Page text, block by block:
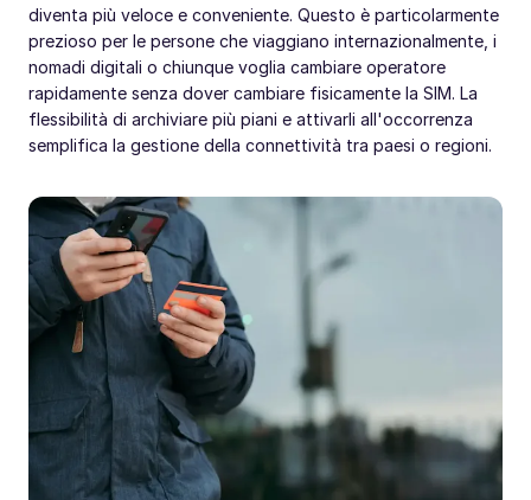
diventa più veloce e conveniente. Questo è particolarmente
prezioso per le persone che viaggiano internazionalmente, i
nomadi digitali o chiunque voglia cambiare operatore
rapidamente senza dover cambiare fisicamente la SIM. La
flessibilità di archiviare più piani e attivarli all'occorrenza
semplifica la gestione della connettività tra paesi o regioni.